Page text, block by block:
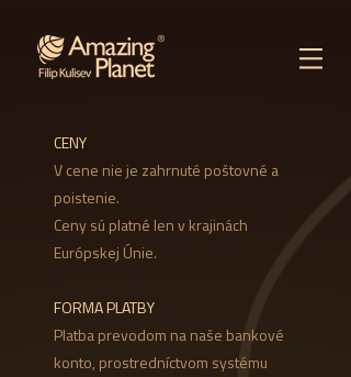
CENY
V cene nie je zahrnuté poštovné a
poistenie.
Ceny sú platné len v krajinách
Európskej Únie.
FORMA PLATBY
Platba prevodom na naše bankové
konto, prostredníctvom systému